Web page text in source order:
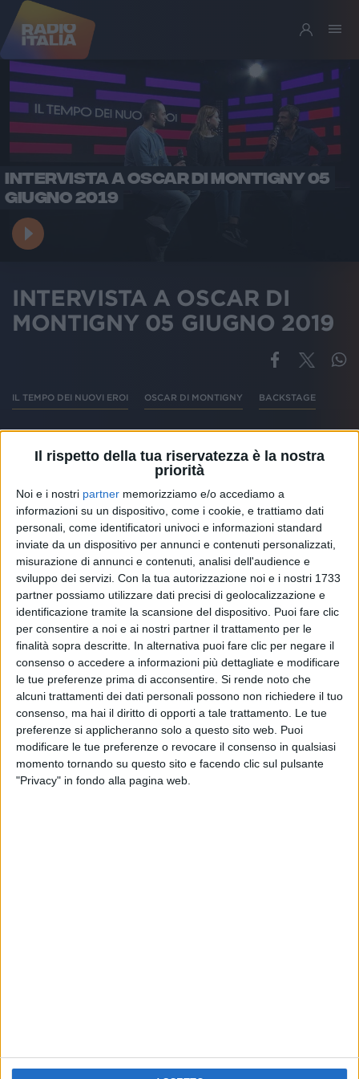
Il rispetto della tua riservatezza è la nostra
priorità
Noi e i nostri partner memorizziamo e/o accediamo a
informazioni su un dispositivo, come i cookie, e trattiamo dati
personali, come identificatori univoci e informazioni standard
inviate da un dispositivo per annunci e contenuti personalizzati,
misurazione di annunci e contenuti, analisi dell'audience e
sviluppo dei servizi. Con la tua autorizzazione noi e i nostri 1733
partner possiamo utilizzare dati precisi di geolocalizzazione e
identificazione tramite la scansione del dispositivo. Puoi fare clic
per consentire a noi e ai nostri partner il trattamento per le
finalità sopra descritte. In alternativa puoi fare clic per negare il
consenso o accedere a informazioni più dettagliate e modificare
le tue preferenze prima di acconsentire. Si rende noto che
alcuni trattamenti dei dati personali possono non richiedere il tuo
consenso, ma hai il diritto di opporti a tale trattamento. Le tue
preferenze si applicheranno solo a questo sito web. Puoi
modificare le tue preferenze o revocare il consenso in qualsiasi
momento tornando su questo sito e facendo clic sul pulsante
"Privacy" in fondo alla pagina web.
INTERVISTA A OSCAR DI MONTIGNY 05
GIUGNO 2019
INTERVISTA A OSCAR DI
MONTIGNY 05 GIUGNO 2019
IL TEMPO DEI NUOVI EROI OSCAR DI MONTIGNY BACKSTAGE
Altri ospiti
ELETTRA LAMBORGHINI
RADIO ITALIA LIVE ESTATE
ELETTRA LAMBORGHINI
VOI TANKA VILLAGE
RADIO ITALIA
VOI TANKA VILLAGE
Mobile Radio Italia Tv